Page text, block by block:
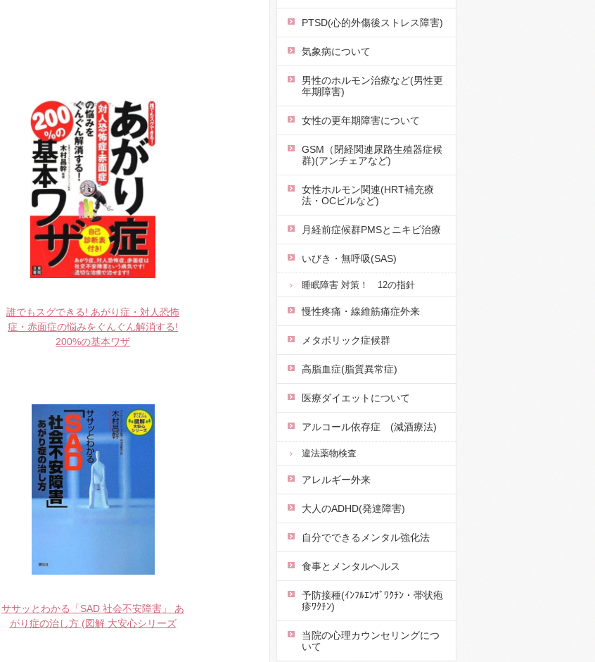
誰でもスグできる! あがり症・対人恐怖
症・赤面症の悩みをぐんぐん解消する!
200%の基本ワザ
ササッとわかる「SAD 社会不安障害」 あ
がり症の治し方 (図解 大安心シリーズ
PTSD(心的外傷後ストレス障害)
気象病について
男性のホルモン治療など(男性更
年期障害)
女性の更年期障害について
GSM（閉経関連尿路生殖器症候
群)(アンチェアなど)
女性ホルモン関連(HRT補充療
法・OCピルなど)
月経前症候群PMSとニキビ治療
いびき・無呼吸(SAS)
睡眠障害 対策！ 12の指針
慢性疼痛・線維筋痛症外来
メタボリック症候群
高脂血症(脂質異常症)
医療ダイエットについて
アルコール依存症 (減酒療法)
違法薬物検査
アレルギー外来
大人のADHD(発達障害)
自分でできるメンタル強化法
食事とメンタルヘルス
予防接種(ｲﾝﾌﾙｴﾝｻﾞﾜｸﾁﾝ・帯状疱
疹ﾜｸﾁﾝ)
当院の心理カウンセリングにつ
いて